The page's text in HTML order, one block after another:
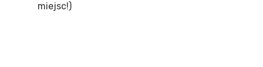
miejsc!)